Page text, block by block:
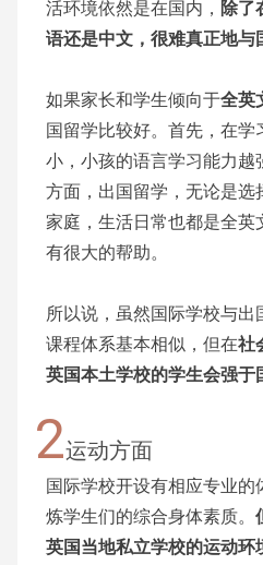
活环境依然是在国内， 除了
语还是中文，很难真正地与
如果家长和学生倾向于全英
国留学比较好。首先，在学
小，小孩的语言学习能力越
方面，出国留学，无论是选
家庭，生活日常也都是全英
有很大的帮助。
所以说，虽然国际学校与
课程体系基本相似，但在社
英国本土学校的学生会强于
2运动方面
国际学校开设有相应专业
炼学生们的综合身体素质。
英国当地私立学校的运动环